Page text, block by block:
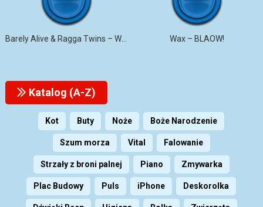
Barely Alive & Ragga Twins – We Set It Wax – BLAOW!
Katalog (A-Z)
Kot Buty Noże Boże Narodzenie
Szum morza Vital Falowanie
Strzały z broni palnej Piano Zmywarka
Plac Budowy Puls iPhone Deskorolka